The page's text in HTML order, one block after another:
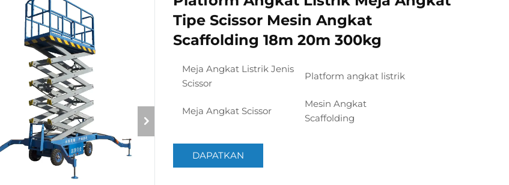
Tipe Scissor Mesin Angkat
Scaffolding 18m 20m 300kg
Meja Angkat Listrik Jenis
Scissor
Platform angkat listrik
Meja Angkat Scissor
Mesin Angkat
Scaffolding
DAPATKAN